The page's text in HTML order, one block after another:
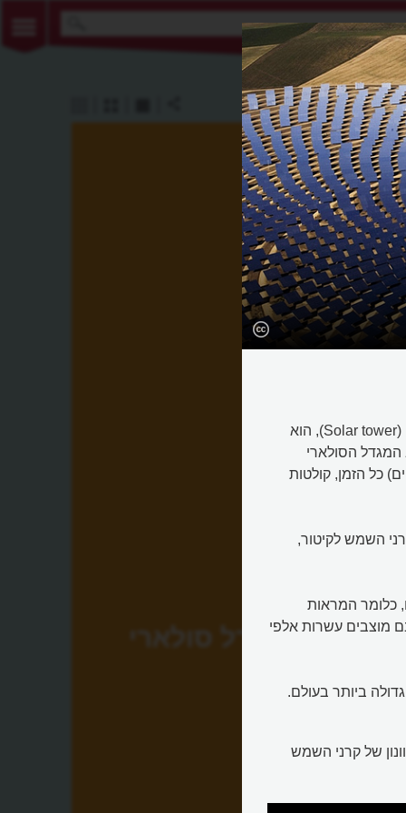
מגדל סולארי
"מגדל השמש", תחנת כוח תרמו-סולארית, או המגדל הסולארי (Solar tower), הוא
הסולארי
כל הזמן, קולטות
השמש לקיטור,
כלומר המראות
מוצבים עשרות אלפי
ביותר בעולם.
של קרני השמש